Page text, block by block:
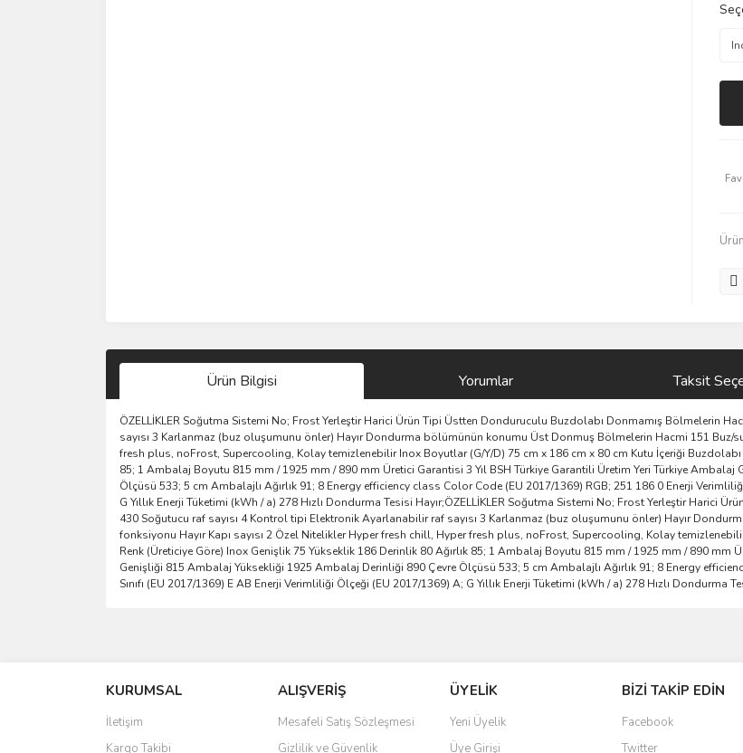
Ürün Bilgisi Yorumlar Taksit
ÖZELLİKLER Soğutma Sistemi No; Frost Yerleştir Harici Ürün Tipi Üstten Donduruculu Buzdolabı Donmamış Bölmelerin
sayısı 3 Karlanmaz (buz oluşumunu önler) Hayır Dondurma bölümünün konumu Üst Donmuş Bölmelerin Hacmi 151 Buz/
fresh plus, noFrost, Supercooling, Kolay temizlenebilir Inox Boyutlar (G/Y/D) 75 cm x 186 cm x 80 cm Kutu İçeriği Buzdolabı
85; 1 Ambalaj Boyutu 815 mm / 1925 mm / 890 mm Üretici Garantisi 3 Yıl BSH Türkiye Garantili Üretim Yeri Türkiye
Ölçüsü 533; 5 cm Ambalajlı Ağırlık 91; 8 Energy efficiency class Color Code (EU 2017/1369) RGB; 251 186 0 Enerji
G Yıllık Enerji Tüketimi (kWh / a) 278 Hızlı Dondurma Tesisi Hayır;ÖZELLİKLER Soğutma Sistemi No; Frost Yerleştir Harici
430 Soğutucu raf sayısı 4 Kontrol tipi Elektronik Ayarlanabilir raf sayısı 3 Karlanmaz (buz oluşumunu önler) Hayır
fonksiyonu Hayır Kapı sayısı 2 Özel Nitelikler Hyper fresh chill, Hyper fresh plus, noFrost, Supercooling, Kolay
Renk (Üreticiye Göre) Inox Genişlik 75 Yükseklik 186 Derinlik 80 Ağırlık 85; 1 Ambalaj Boyutu 815 mm / 1925 mm / 890 mm
Genişliği 815 Ambalaj Yüksekliği 1925 Ambalaj Derinliği 890 Çevre Ölçüsü 533; 5 cm Ambalajlı Ağırlık 91; 8 Energy
Sınıfı (EU 2017/1369) E AB Enerji Verimliliği Ölçeği (EU 2017/1369) A; G Yıllık Enerji Tüketimi (kWh / a) 278 Hızlı Dondurma
Ürün resmi kalitesiz, bozuk veya görüntülenemiyor.
Ürün açıklamasında eksik bilgiler bulunuyor.
Ürün bilgilerinde hatalar bulunuyor.
KURUMSAL
İletişim
Kargo Takibi
ALIŞVERİŞ
Mesafeli Satış Sözleşmesi
Gizlilik ve Güvenlik
ÜYELİK
Yeni Üyelik
Üye Girişi
BİZİ TAKİP EDİN
Facebook
Twitter